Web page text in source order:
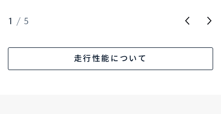
1 / 5
走行性能について